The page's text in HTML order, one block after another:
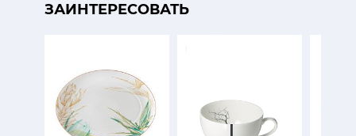
ЗАИНТЕРЕСОВАТЬ